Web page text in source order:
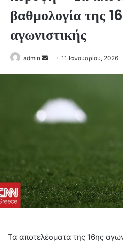
βαθμολογία της
αγωνιστικής
admin
Send11 Ιανουαρίου, 2026
Τα αποτελέσματα της 16ης